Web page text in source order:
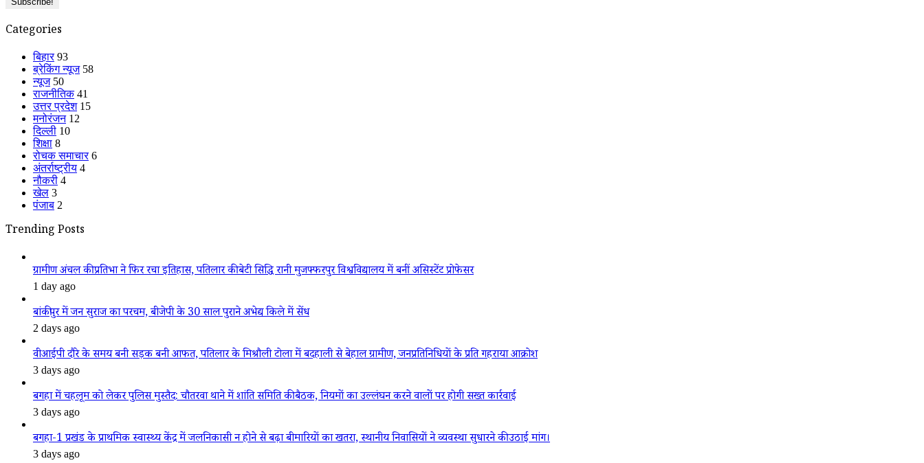
Categories
बिहार 93
ब्रेकिंग न्यूज 58
न्यूज 50
राजनीतिक 41
उत्तर प्रदेश 15
मनोरंजन 12
दिल्ली 10
शिक्षा 8
रोचक समाचार 6
अंतर्राष्ट्रीय 4
नौकरी 4
खेल 3
पंजाब 2
Trending Posts
ग्रामीण अंचल की प्रतिभा ने फिर रचा इतिहास, पतिलार की बेटी सिद्धि रानी मुजफ्फरपुर विश्वविद्यालय में बनीं असिस्टेंट प्रोफेसर
1 day ago
बांकीपुर में जन सुराज का परचम, बीजेपी के 30 साल पुराने अभेद्य किले में सेंध
2 days ago
वीआईपी दौरे के समय बनी सड़क बनी आफत, पतिलार के मिश्रौली टोला में बदहाली से बेहाल ग्रामीण, जनप्रतिनिधियों के प्रति गहराया आक्रोश
3 days ago
बगहा में चहलूम को लेकर पुलिस मुस्तैद: चौतरवा थाने में शांति समिति की बैठक, नियमों का उल्लंघन करने वालों पर होगी सख्त कार्रवाई
3 days ago
बगहा-1 प्रखंड के प्राथमिक स्वास्थ्य केंद्र में जलनिकासी न होने से बढ़ा बीमारियों का खतरा, स्थानीय निवासियों ने व्यवस्था सुधारने की उठाई मांग।
3 days ago